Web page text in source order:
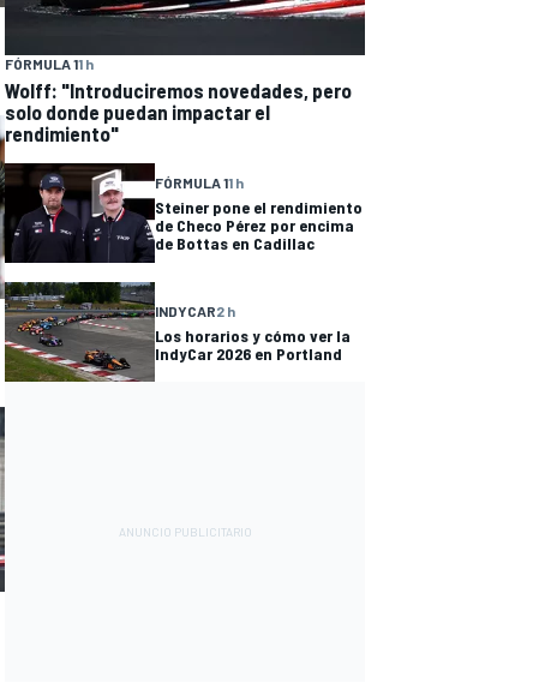
FÓRMULA 11 h
Wolff: "Introduciremos novedades, pero
solo donde puedan impactar el
rendimiento"
FÓRMULA 11 h
Steiner pone el rendimiento
de Checo Pérez por encima
de Bottas en Cadillac
INDYCAR2 h
Los horarios y cómo ver la
IndyCar 2026 en Portland